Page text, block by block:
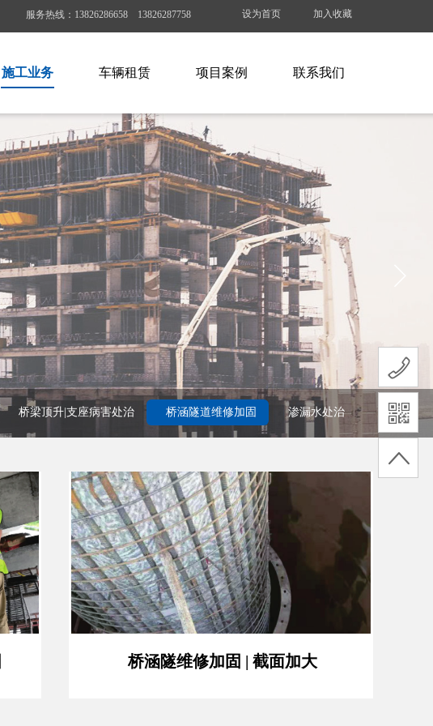
服务热线：13826286658 13826287758 设为首页 加入收藏
施工业务 车辆租赁 项目案例 联系我们
桥梁顶升|支座病害处治 桥涵隧道维修加固 渗漏水处治
桥涵隧维修加固 | 截面加大